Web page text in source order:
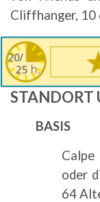
Cliffhanger, 10
Bild
STANDORT
BASIS
oder
64